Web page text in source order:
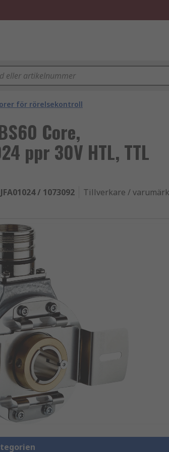
för rörelsekontroll
Core,
ppr 30V HTL, TTL
/ 1073092 Tillverkare /